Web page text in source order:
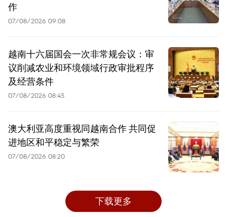
作
07/08/2026 09:08
越南十六届国会一次非常规会议：审
议削减农业和环境领域行政审批程序
及经营条件
07/08/2026 08:45
澳大利亚高度重视同越南合作 共同促
进地区和平稳定与繁荣
07/08/2026 08:20
下载更多